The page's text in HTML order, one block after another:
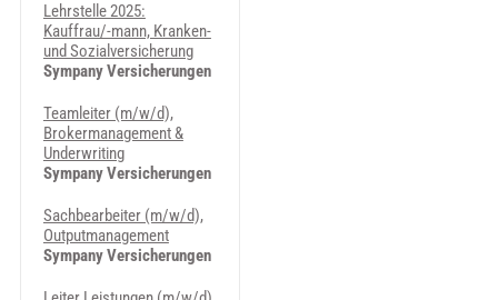
Lehrstelle 2025:
Kauffrau/-mann, Kranken-
und Sozialversicherung
Sympany Versicherungen
Teamleiter (m/w/d),
Brokermanagement &
Underwriting
Sympany Versicherungen
Sachbearbeiter (m/w/d),
Outputmanagement
Sympany Versicherungen